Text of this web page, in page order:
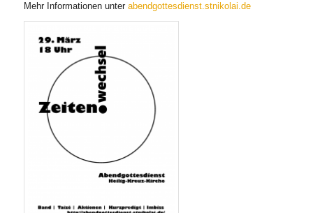
Mehr Informationen unter abendgottesdienst.stnikolai.de